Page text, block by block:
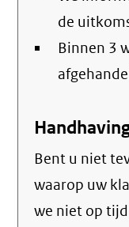
de
Binnen 3
Bent u niet
waarop uw
we niet op